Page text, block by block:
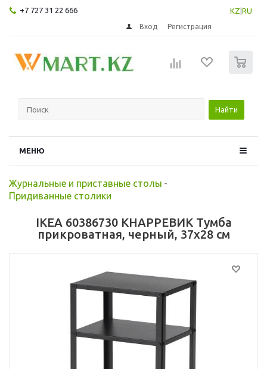
+7 727 31 22 666 KZ RU
Вход Регистрация
Найти
МЕНЮ
Журнальные и приставные столы -
Придиванные столики
IKEA 60386730 КНАРРЕВИК Тумба
прикроватная, черный, 37x28 см